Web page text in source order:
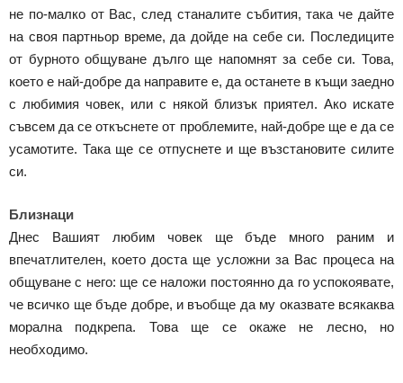
не по-малко от Вас, след станалите събития, така че дайте
на своя партньор време, да дойде на себе си. Последиците
от бурното общуване дълго ще напомнят за себе си. Това,
което е най-добре да направите е, да останете в къщи заедно
с любимия човек, или с някой близък приятел. Ако искате
съвсем да се откъснете от проблемите, най-добре ще е да се
усамотите. Така ще се отпуснете и ще възстановите силите
си.
Близнаци
Днес Вашият любим човек ще бъде много раним и
впечатлителен, което доста ще усложни за Вас процеса на
общуване с него: ще се наложи постоянно да го успокоявате,
че всичко ще бъде добре, и въобще да му оказвате всякаква
морална подкрепа. Това ще се окаже не лесно, но
необходимо.